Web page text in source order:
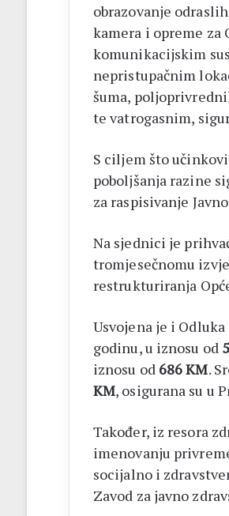
obrazovanje
kamera i opreme
komunikacijskim
nepristupačnim
šuma,
te vatrogasnim,
S ciljem što
poboljšanja razine
za raspisivanje
Na sjednici je
tromjesečnomu
restrukturiranja
Usvojena je i
godinu, u iznosu od
iznosu od 686 KM.
KM, osigurana su u
Također, iz resora
imenovanju
socijalno i
Zavod za javno